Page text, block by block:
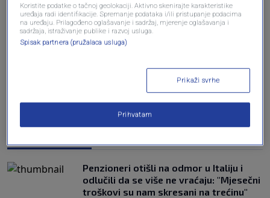
Oglas
Penzioneri otišli na odmor u Italiju i
odlučili da se više ne vraćaju: "Mjesečni
troškovi su nam skresani na trećinu"
Koristite podatke o tačnoj geolokaciji. Aktivno skenirajte karakteristike
uređaja radi identifikacije. Spremanje podataka i/ili pristupanje podacima
na uređaju. Prilagođeno oglašavanje i sadržaj, mjerenje oglašavanja i
sadržaja, istraživanje publike i razvoj usluga.
Spisak partnera (pružalaca usluga)
Prikaži svrhe
Prihvatam